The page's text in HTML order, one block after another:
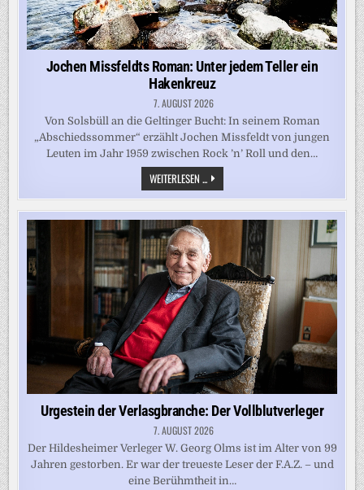
Jochen Missfeldts Roman: Unter jedem Teller ein
Hakenkreuz
7. AUGUST 2026
Von Solsbüll an die Geltinger Bucht: In seinem Roman
„Abschiedssommer“ erzählt Jochen Missfeldt von jungen
Leuten im Jahr 1959 zwischen Rock ’n’ Roll und den…
WEITERLESEN ... JOCHEN
MISSFELDTS
ROMAN:
UNTER
JEDEM
TELLER
EIN
HAKENKREUZ
Urgestein der Verlasgbranche: Der Vollblutverleger
7. AUGUST 2026
Der Hildesheimer Verleger W. Georg Olms ist im Alter von 99
Jahren gestorben. Er war der treueste Leser der F.A.Z. – und
eine Berühmtheit in…